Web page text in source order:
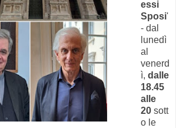
essi
Sposi'
- dal
lunedì
al
venerd
ì, dalle
18.45
alle
20 sott
o le